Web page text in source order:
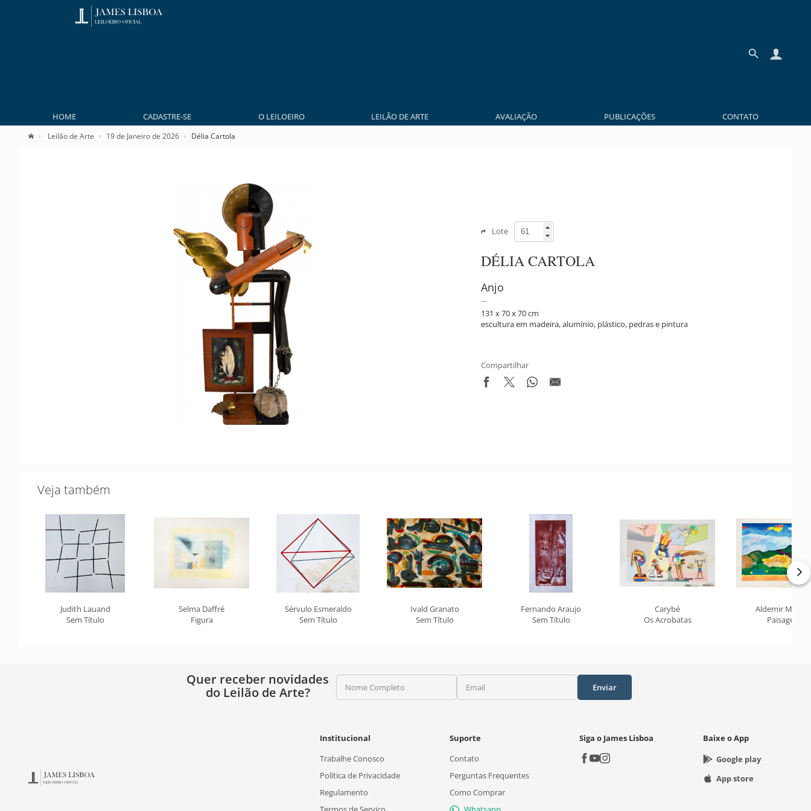
HOME CADASTRE-SE O LEILOEIRO LEILÃO DE ARTE AVALIAÇÃO PUBLICAÇÕES CONTATO
Leilão de Arte 19 de Janeiro de 2026 Délia Cartola
Lote
DÉLIA CARTOLA
Anjo
131 x 70 x 70 cm
escultura em madeira, alumínio, plástico, pedras e pintura
Compartilhar
Veja também
Judith Lauand
Sem Título
Selma Daffré
Figura
Sérvulo Esmeraldo
Sem Título
Ivald Granato
Sem Título
Fernando Araujo
Sem Título
Carybé
Os Acrobatas
Aldemir
Paisagem
Quer receber novidades
do Leilão de Arte?
Nome Completo Email Enviar
Institucional
Trabalhe Conosco
Política de Privacidade
Regulamento
Suporte
Contato
Perguntas Frequentes
Como Comprar
Siga o James Lisboa
Baixe o App
Google play
App store